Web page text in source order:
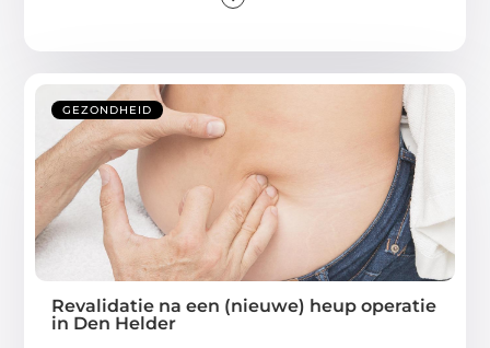
GEZONDHEID
Revalidatie na een (nieuwe) heup operatie
in Den Helder